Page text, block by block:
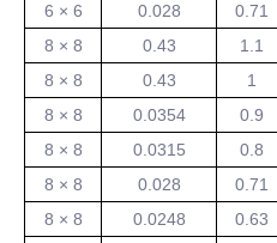
6 × 6
0.028 0.71
8 × 8
0.43 1.1
8 × 8
0.43 1
8 × 8
0.0354 0.9
8 × 8
0.0315 0.8
8 × 8
0.028 0.71
8 × 8
0.0248 0.63